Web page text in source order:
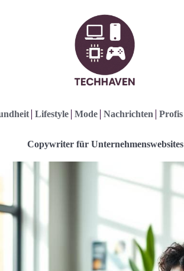
Lifestyle Mode Nachrichten Profis
Copywriter für Unternehmenswebsites